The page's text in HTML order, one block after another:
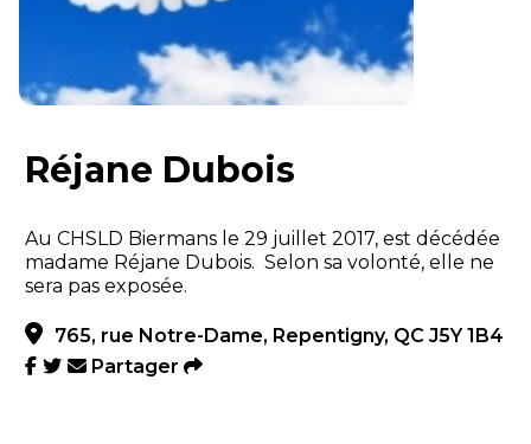
Réjane Dubois
Au CHSLD Biermans le 29 juillet 2017, est décédée
madame Réjane Dubois. Selon sa volonté, elle ne
sera pas exposée.
765, rue Notre-Dame, Repentigny, QC J5Y 1B4
Partager